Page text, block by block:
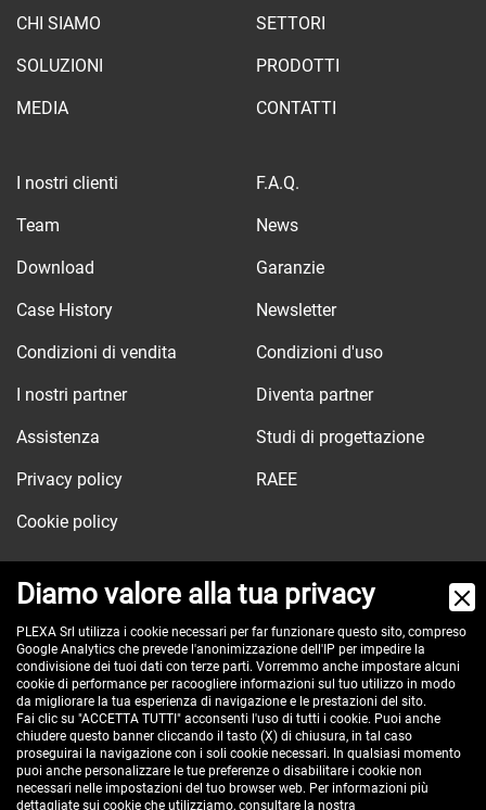
Via dell'Orologio, 103
40037 Sasso Marconi (BO) - ITALY
Tel:+390516517911
Pec:plexa@pec.it
VAT id: IT00582201208
Reg. Imp. BO e C.F. 02485560375
REA 296635 - cap. soc. € 100.000 i.v.
CHI SIAMO SETTORI
SOLUZIONI PRODOTTI
MEDIA CONTATTI
I nostri clienti F.A.Q.
Team News
Download Garanzie
Case History Newsletter
Condizioni di vendita Condizioni d'uso
I nostri partner Diventa partner
Assistenza Studi di progettazione
Privacy policy RAEE
Cookie policy
Diamo valore alla tua privacy
PLEXA Srl utilizza i cookie necessari per far funzionare questo sito, compreso
Google Analytics che prevede l'anonimizzazione dell'IP per impedire la
condivisione dei tuoi dati con terze parti. Vorremmo anche impostare alcuni
cookie di performance per racoogliere informazioni sul tuo utilizzo in modo
da migliorare la tua esperienza di navigazione e le prestazioni del sito.
Fai clic su "ACCETTA TUTTI" acconsenti l'uso di tutti i cookie. Puoi anche
chiudere questo banner cliccando il tasto (X) di chiusura, in tal caso
proseguirai la navigazione con i soli cookie necessari. In qualsiasi momento
puoi anche personalizzare le tue preferenze o disabilitare i cookie non
necessari nelle impostazioni del tuo browser web. Per informazioni più
dettagliate sui cookie che utilizziamo, consultare la nostra